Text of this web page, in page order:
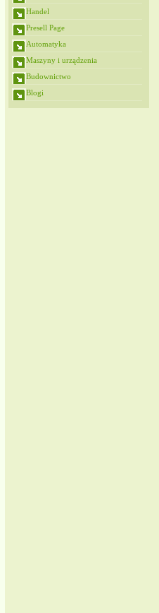
Handel
Presell Page
Automatyka
Maszyny i urządzenia
Budownictwo
Blogi